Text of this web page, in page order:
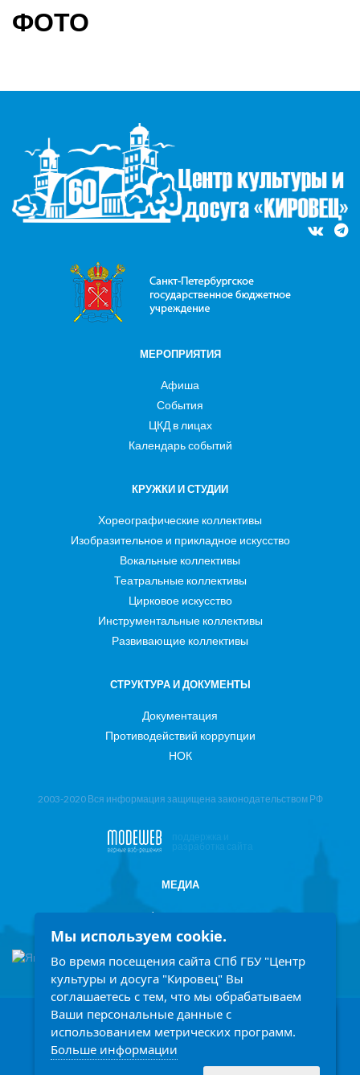
ФОТО
МЕРОПРИЯТИЯ
Афиша
События
ЦКД в лицах
Календарь событий
КРУЖКИ И СТУДИИ
Хореографические коллективы
Изобразительное и прикладное искусство
Вокальные коллективы
Театральные коллективы
Цирковое искусство
Инструментальные коллективы
Развивающие коллективы
СТРУКТУРА И ДОКУМЕНТЫ
Документация
Противодействий коррупции
НОК
2003-2020 Вся информация защищена законодательством РФ
поддержка и
разработка сайта
МЕДИА
Фотоотчеты
Информация в СМИ
198207, Санкт-Петербург, проспект Стачек 158
Ежедневно с 9.00 до 21.00 часов
Написать обращение
Заголовок
Описание
Мы используем cookie.
Во время посещения сайта СПб ГБУ "Центр
культуры и досуга "Кировец" Вы
соглашаетесь с тем, что мы обрабатываем
Ваши персональные данные с
использованием метрических программ.
Больше информации